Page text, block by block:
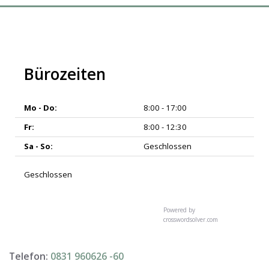
Bürozeiten
Mo - Do:
8:00 - 17:00
Fr:
8:00 - 12:30
Sa - So:
Geschlossen
Geschlossen
Powered by
crosswordsolver.com
Telefon: 0831 960626 -60